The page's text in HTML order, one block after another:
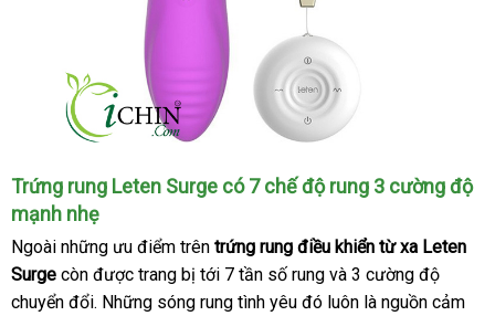
Trứng rung Leten Surge có 7 chế độ rung 3 cường độ
mạnh nhẹ
Ngoài bình
luận
những ưu điểm trên trứng rung điều khiển từ xa Leten
Surge còn khuyến
mãi
được trang bị tới 7 tần số rung giảm
giá
và 3 cường độ
chuyển đổimini
. mới
Những sóng rung tình yêu đó luôn là nguồn cảm